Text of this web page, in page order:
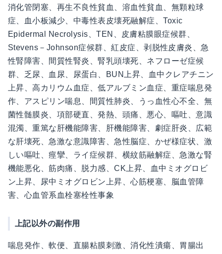
消化管閉塞、再生不良性貧血、溶血性貧血、無顆粒球
症、血小板減少、中毒性表皮壊死融解症、Toxic
Epidermal Necrolysis、TEN、皮膚粘膜眼症候群、
Stevens－Johnson症候群、紅皮症、剥脱性皮膚炎、急
性腎障害、間質性腎炎、腎乳頭壊死、ネフローゼ症候
群、乏尿、血尿、尿蛋白、BUN上昇、血中クレアチニン
上昇、高カリウム血症、低アルブミン血症、重症喘息発
作、アスピリン喘息、間質性肺炎、うっ血性心不全、無
菌性髄膜炎、項部硬直、発熱、頭痛、悪心、嘔吐、意識
混濁、重篤な肝機能障害、肝機能障害、劇症肝炎、広範
な肝壊死、急激な意識障害、急性脳症、かぜ様症状、激
しい嘔吐、痙攣、ライ症候群、横紋筋融解症、急激な腎
機能悪化、筋肉痛、脱力感、CK上昇、血中ミオグロビ
ン上昇、尿中ミオグロビン上昇、心筋梗塞、脳血管障
害、心血管系血栓塞栓性事象
上記以外の副作用
喘息発作、軟便、直腸粘膜刺激、消化性潰瘍、胃腸出